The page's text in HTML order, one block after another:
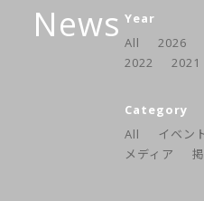
News Year
All
2026
2022
2021
Category
All
イベン
メディア